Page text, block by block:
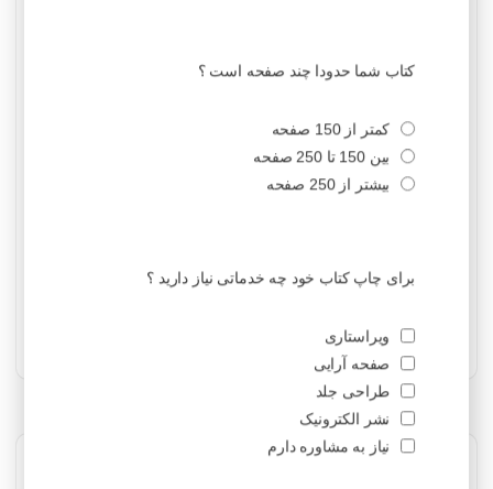
آگوست 2023
جولای 2023
ژوئن 2023
آوریل 2023
مارس 2023